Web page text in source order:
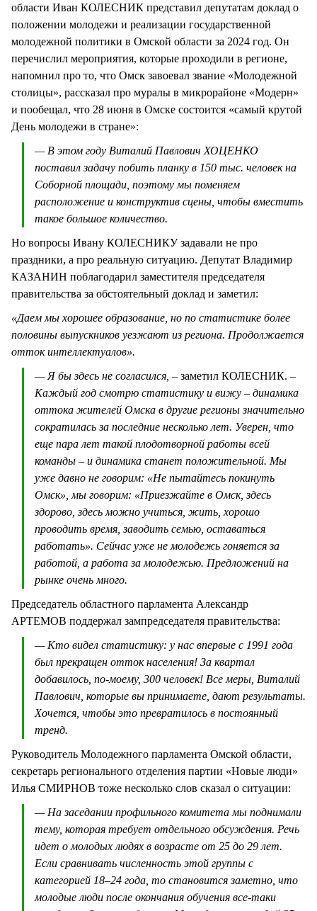
области Иван КОЛЕСНИК представил депутатам доклад о
положении молодежи и реализации государственной
молодежной политики в Омской области за 2024 год. Он
перечислил мероприятия, которые проходили в регионе,
напомнил про то, что Омск завоевал звание «Молодежной
столицы», рассказал про муралы в микрорайоне «Модерн»
и пообещал, что 28 июня в Омске состоится «самый крутой
День молодежи в стране»:
— В этом году Виталий Павлович ХОЦЕНКО
поставил задачу побить планку в 150 тыс. человек на
Соборной площади, поэтому мы поменяем
расположение и конструктив сцены, чтобы вместить
такое большое количество.
Но вопросы Ивану КОЛЕСНИКУ задавали не про
праздники, а про реальную ситуацию. Депутат Владимир
КАЗАНИН поблагодарил заместителя председателя
правительства за обстоятельный доклад и заметил:
«Даем мы хорошее образование, но по статистике более
половины выпускников уезжают из региона. Продолжается
отток интеллектуалов».
— Я бы здесь не согласился, – заметил КОЛЕСНИК. –
Каждый год смотрю статистику и вижу – динамика
оттока жителей Омска в другие регионы значительно
сократилась за последние несколько лет. Уверен, что
еще пара лет такой плодотворной работы всей
команды – и динамика станет положительной. Мы
уже давно не говорим: «Не пытайтесь покинуть
Омск», мы говорим: «Приезжайте в Омск, здесь
здорово, здесь можно учиться, жить, хорошо
проводить время, заводить семью, оставаться
работать». Сейчас уже не молодежь гоняется за
работой, а работа за молодежью. Предложений на
рынке очень много.
Председатель областного парламента Александр
АРТЕМОВ поддержал зампредседателя правительства:
— Кто видел статистику: у нас впервые с 1991 года
был прекращен отток населения! За квартал
добавилось, по-моему, 300 человек! Все меры, Виталий
Павлович, которые вы принимаете, дают результаты.
Хочется, чтобы это превратилось в постоянный
тренд.
Руководитель Молодежного парламента Омской области,
секретарь регионального отделения партии «Новые люди»
Илья СМИРНОВ тоже несколько слов сказал о ситуации:
— На заседании профильного комитета мы поднимали
тему, которая требует отдельного обсуждения. Речь
идет о молодых людях в возрасте от 25 до 29 лет.
Если сравнивать численность этой группы с
категорией 18–24 года, то становится заметно, что
молодые люди после окончания обучения все-таки